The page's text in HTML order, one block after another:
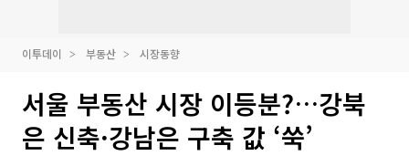
이투데이 부동산 시장동향
서울 부동산 시장 이등분?…강북
은 신축·강남은 구축 값 ‘쑥’